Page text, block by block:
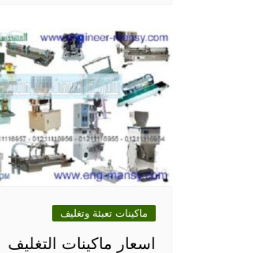
ماكينات تعبئة وتغليف
اسعار ماكينات التغليف